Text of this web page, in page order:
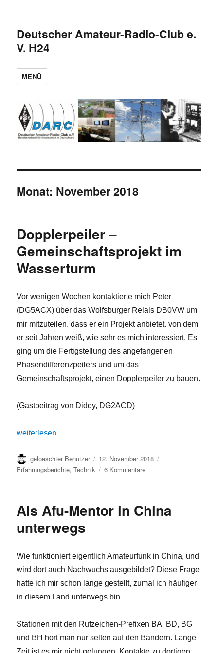
Deutscher Amateur-Radio-Club e.
V. H24
MENÜ
Monat: November 2018
Dopplerpeiler –
Gemeinschaftsprojekt im
Wasserturm
Vor wenigen Wochen kontaktierte mich Peter
(DG5ACX) über das Wolfsburger Relais DB0VW um
mir mitzuteilen, dass er ein Projekt anbietet, von dem
er seit Jahren weiß, wie sehr es mich interessiert. Es
ging um die Fertigstellung des angefangenen
Phasendifferenzpeilers und um das
Gemeinschaftsprojekt, einen Dopplerpeiler zu bauen.
(Gastbeitrag von Diddy, DG2ACD)
„Dopplerpeiler – Gemeinschaftsprojekt im Wasserturm“
weiterlesen
Autor
geloeschter Benutzer
Veröffentlicht
am
12. November 2018
Erfahrungsberichte,Technik 6 Kommentarezu
im
Als Afu-Mentor in China
unterwegs
Wie funktioniert eigentlich Amateurfunk in China, und
wird dort auch Nachwuchs ausgebildet? Diese Frage
hatte ich mir schon lange gestellt, zumal ich häufiger
in diesem Land unterwegs bin.
Stationen mit den Rufzeichen-Prefixen BA, BD, BG
und BH hört man nur selten auf den Bändern. Lange